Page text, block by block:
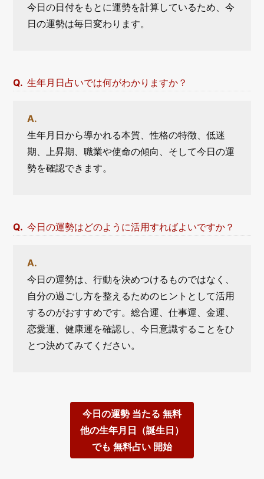
今日の日付をもとに運勢を計算しているため、今
日の運勢は毎日変わります。
生年月日占いでは何がわかりますか？
生年月日から導かれる本質、性格の特徴、低迷
期、上昇期、職業や使命の傾向、そして今日の運
勢を確認できます。
今日の運勢はどのように活用すればよいですか？
今日の運勢は、行動を決めつけるものではなく、
自分の過ごし方を整えるためのヒントとして活用
するのがおすすめです。総合運、仕事運、金運、
恋愛運、健康運を確認し、今日意識することをひ
とつ決めてみてください。
今日の運勢 当たる 無料
他の生年月日（誕生日）
でも 無料占い 開始